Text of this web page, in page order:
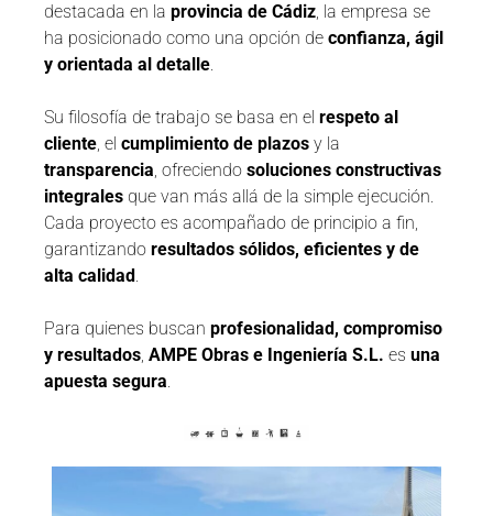
destacada en la provincia de Cádiz, la empresa se
ha posicionado como una opción de confianza, ágil
y orientada al detalle.
Su filosofía de trabajo se basa en el respeto al
cliente, el cumplimiento de plazos y la
transparencia, ofreciendo soluciones constructivas
integrales que van más allá de la simple ejecución.
Cada proyecto es acompañado de principio a fin,
garantizando resultados sólidos, eficientes y de
alta calidad .
Para quienes buscan profesionalidad, compromiso
y resultados, AMPE Obras e Ingeniería S.L. es una
apuesta segura.